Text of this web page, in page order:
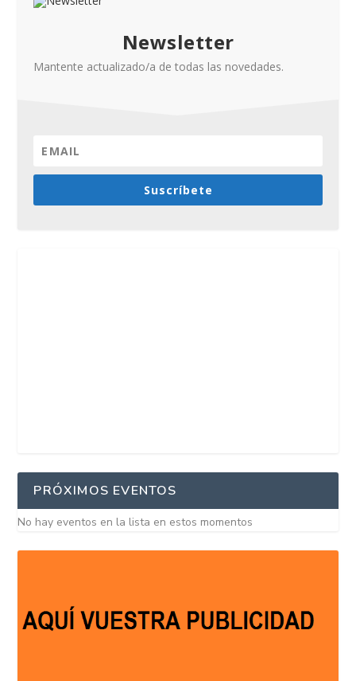
Newsletter
Mantente actualizado/a de todas las novedades.
Suscríbete
PRÓXIMOS EVENTOS
No hay eventos en la lista en estos momentos